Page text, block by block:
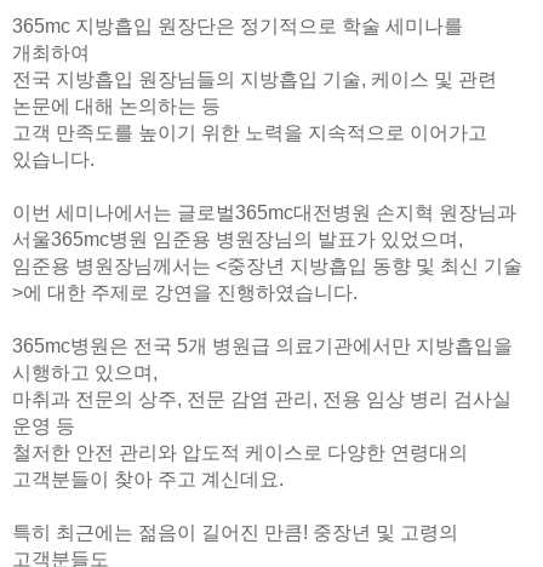
365mc 지방흡입 원장단은 정기적으로 학술 세미나를
개최하여
전국 지방흡입 원장님들의 지방흡입 기술, 케이스 및 관련
논문에 대해 논의하는 등
고객 만족도를 높이기 위한 노력을 지속적으로 이어가고
있습니다.
이번 세미나에서는 글로벌365mc대전병원 손지혁 원장님과
서울365mc병원 임준용 병원장님의 발표가 있었으며,
임준용 병원장님께서는 <중장년 지방흡입 동향 및 최신 기술
>에 대한 주제로 강연을 진행하였습니다.
365mc병원은 전국 5개 병원급 의료기관에서만 지방흡입을
시행하고 있으며,
마취과 전문의 상주, 전문 감염 관리, 전용 임상 병리 검사실
운영 등
철저한 안전 관리와 압도적 케이스로 다양한 연령대의
고객분들이 찾아 주고 계신데요.
특히 최근에는 젊음이 길어진 만큼! 중장년 및 고령의
고객분들도